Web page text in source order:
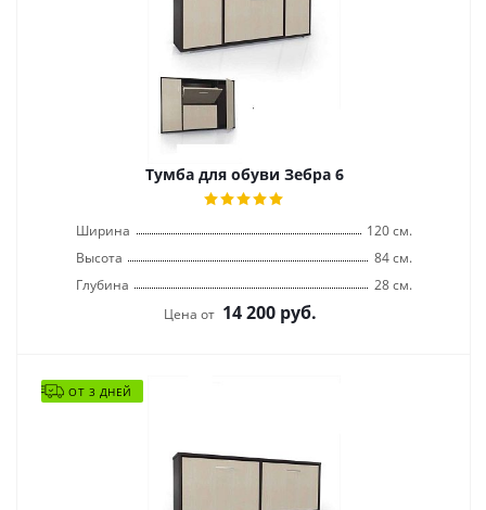
Тумба для обуви Зебра 6
Ширина
120 см.
Высота
84 см.
Глубина
28 см.
Цена от 14 200 руб.
ОТ 3 ДНЕЙ